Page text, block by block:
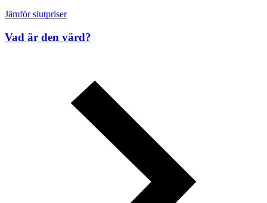
Jämför slutpriser
Vad är den värd?